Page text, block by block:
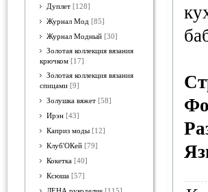
Дуплет [128]
Журнал Мод [85]
Журнал Модный [30]
Золотая коллекция вязания
крючком [17]
Золотая коллекция вязания
спицами [9]
Золушка вяжет [58]
Ирэн [43]
Каприз моды [12]
Клуб'ОКей [79]
Кокетка [40]
Ксюша [57]